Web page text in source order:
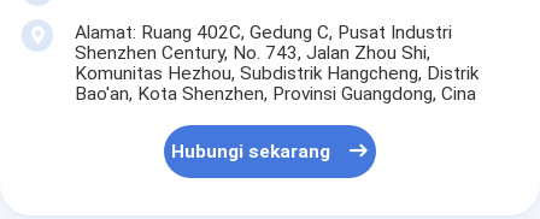
Alamat: Ruang 402C, Gedung C, Pusat Industri
Shenzhen Century, No. 743, Jalan Zhou Shi,
Komunitas Hezhou, Subdistrik Hangcheng, Distrik
Bao'an, Kota Shenzhen, Provinsi Guangdong, Cina
Hubungi sekarang